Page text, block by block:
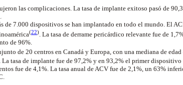
las complicaciones. La tasa de implante exitoso pasó de
de 7.000 dispositivos se han implantado en todo el mundo. El
(22) . La tasa de derrame pericárdico relevante fue de
de 96%.
de 20 centros en Canadá y Europa, con una mediana de
La tasa de implante fue de 97,2% y en 93,2% el primer
fue de 4,1%. La tasa anual de ACV fue de 2,1%, un 63%